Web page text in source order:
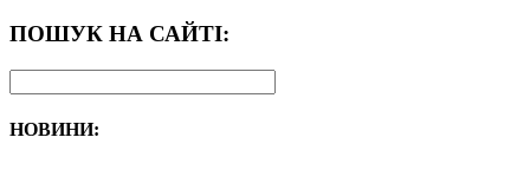
ПОШУК НА САЙТІ:
НОВИНИ: